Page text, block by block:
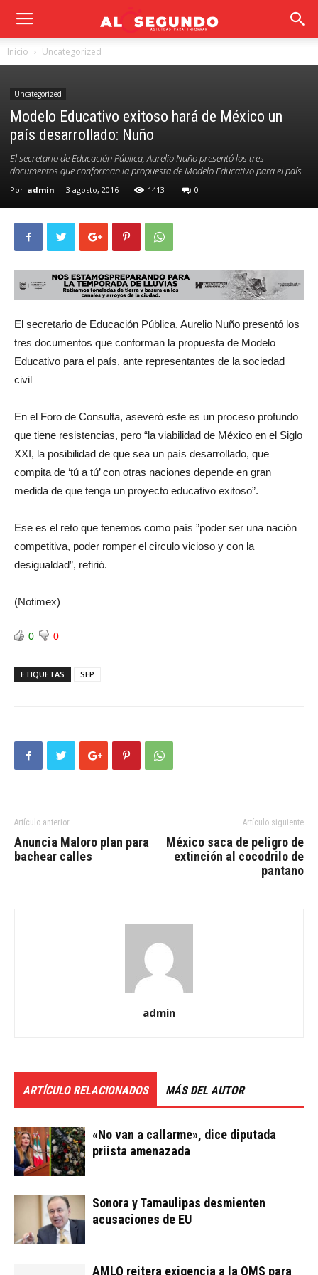
Inicio Uncategorized
Uncategorized
Modelo Educativo exitoso hará de México un
país desarrollado: Nuño
El secretario de Educación Pública, Aurelio Nuño presentó los tres
documentos que conforman la propuesta de Modelo Educativo para el país
Por admin - 3 agosto, 2016 1413 0
El secretario de Educación Pública, Aurelio Nuño presentó los
tres documentos que conforman la propuesta de Modelo
Educativo para el país, ante representantes de la sociedad
civil
En el Foro de Consulta, aseveró este es un proceso profundo
que tiene resistencias, pero “la viabilidad de México en el Siglo
XXI, la posibilidad de que sea un país desarrollado, que
compita de ‘tú a tú’ con otras naciones depende en gran
medida de que tenga un proyecto educativo exitoso”.
Ese es el reto que tenemos como país ”poder ser una nación
competitiva, poder romper el circulo vicioso y con la
desigualdad”, refirió.
(Notimex)
0 0
ETIQUETAS SEP
Artículo anterior
Anuncia Maloro plan para
bachear calles
Artículo siguiente
México saca de peligro de
extinción al cocodrilo de
pantano
admin
ARTÍCULO RELACIONADOS MÁS DEL AUTOR
«No van a callarme», dice diputada
priista amenazada
Sonora y Tamaulipas desmienten
acusaciones de EU
AMLO reitera exigencia a la OMS para